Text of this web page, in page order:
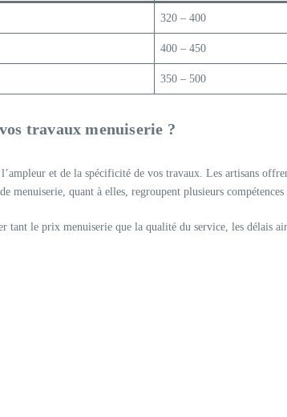
320 – 400
400 – 450
350 – 500
travaux menuiserie ?
et de la spécificité de vos travaux. Les artisans
menuiserie, quant à elles, regroupent plusieurs
le prix menuiserie que la qualité du service, les délais